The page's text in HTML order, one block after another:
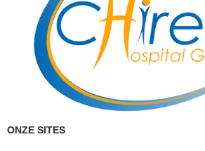
ONZE SITES